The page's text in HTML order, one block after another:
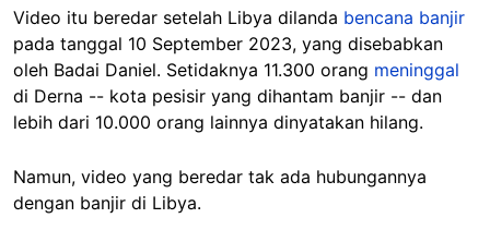
Video itu beredar setelah Libya dilanda bencana banjir
pada tanggal 10 September 2023, yang disebabkan
oleh Badai Daniel. Setidaknya 11.300 orang meninggal
di Derna -- kota pesisir yang dihantam banjir -- dan
lebih dari 10.000 orang lainnya dinyatakan hilang.
Namun, video yang beredar tak ada hubungannya
dengan banjir di Libya.